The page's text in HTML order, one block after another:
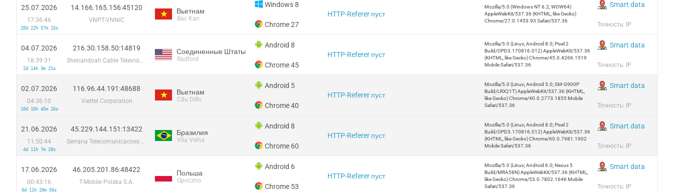
25.07.2026
17:36:46
20d 22h 57m 15s
14.166.165.156:45120
VNPT-VNNIC
Вьетнам
Bac Kan
Windows 8
Chrome 27
HTTP-Referer пуст
Mozilla/5.0 (Windows NT 6.2; WOW64)
AppleWebKit/537.36 (KHTML, like Gecko)
Chrome/27.0.1453.93 Safari/537.36
Smart data
Точность: IP
04.07.2026
18:39:31
2d 14h 3m 21s
216.30.158.50:14819
Shenandoah Cable Television LLC
Соединенные Штаты
Radford
Android 8
Chrome 45
HTTP-Referer пуст
Mozilla/5.0 (Linux; Android 8.0; Pixel 2
Build/OPD3.170816.012) AppleWebKit/537.36
(KHTML, like Gecko) Chrome/45.0.4266.1519
Mobile Safari/537.36
Smart data
Точность: IP
02.07.2026
04:36:10
10d 16h 45m 26s
116.96.44.191:48688
Viettel Corporation
Вьетнам
Cầu Diễn
Android 5
Chrome 40
HTTP-Referer пуст
Mozilla/5.0 (Linux; Android 5.0; SM-G900P
Build/LRX21T) AppleWebKit/537.36 (KHTML,
like Gecko) Chrome/40.0.2773.1855 Mobile
Safari/537.36
Smart data
Точность: IP
21.06.2026
11:50:44
4d 11h 7m 28s
45.229.144.151:13422
Serrana Telecomunicacoes Ltda ME
Бразилия
Vila Velha
Android 8
Chrome 60
HTTP-Referer пуст
Mozilla/5.0 (Linux; Android 8.0; Pixel 2
Build/OPD3.170816.012) AppleWebKit/537.36
(KHTML, like Gecko) Chrome/60.0.7981.1902
Mobile Safari/537.36
Smart data
Точность: IP
17.06.2026
00:43:16
6d 11h 20m 56s
46.205.201.86:48422
T-Mobile Polska S.A.
Польша
Opoczno
Android 6
Chrome 53
HTTP-Referer пуст
Mozilla/5.0 (Linux; Android 6.0; Nexus 5
Build/MRA58N) AppleWebKit/537.36 (KHTML,
like Gecko) Chrome/53.0.7802.1646 Mobile
Safari/537.36
Smart data
Точность: IP